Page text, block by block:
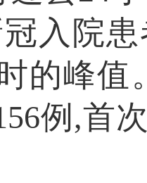
入院
的峰值
例,首